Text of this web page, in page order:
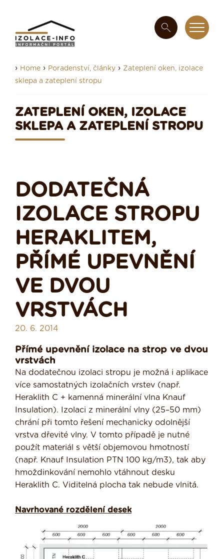
› Home › Poradenství, články › Zateplení oken, izolace
sklepa a zateplení stropu
ZATEPLENÍ OKEN, IZOLACE
SKLEPA A ZATEPLENÍ STROPU
DODATEČNÁ
IZOLACE STROPU
HERAKLITEM,
PŘÍMÉ UPEVNĚNÍ
VE DVOU
VRSTVÁCH
20. 6. 2014
Přímé upevnění izolace na strop ve dvou
vrstvách
Na dodatečnou izolaci stropu je možná i aplikace
více samostatných izolačních vrstev (např.
Heraklith C + kamenná minerální vlna Knauf
Insulation). Izolaci z minerální vlny (25–50 mm)
chrání při tomto řešení mechanicky odolnější
vrstva dřevité vlny. V tomto případě je nutné
použít materiál s větší objemovou hmotností
(např. Knauf Insulation PTN 100 kg/m3), tak aby
hmoždinkování nemohlo vtáhnout desku
Heraklith C. Viditelná plocha tak nebude vlnitá.
Navrhované rozdělení desek